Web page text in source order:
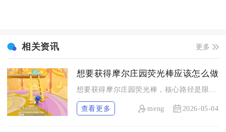
相关资讯 更多
想要获得摩尔庄园荧光棒应该怎么做
想要获得摩尔庄园荧光棒，核心路径是限时音乐节活动兑换，无活动...
查看更多 meng 2026-05-04